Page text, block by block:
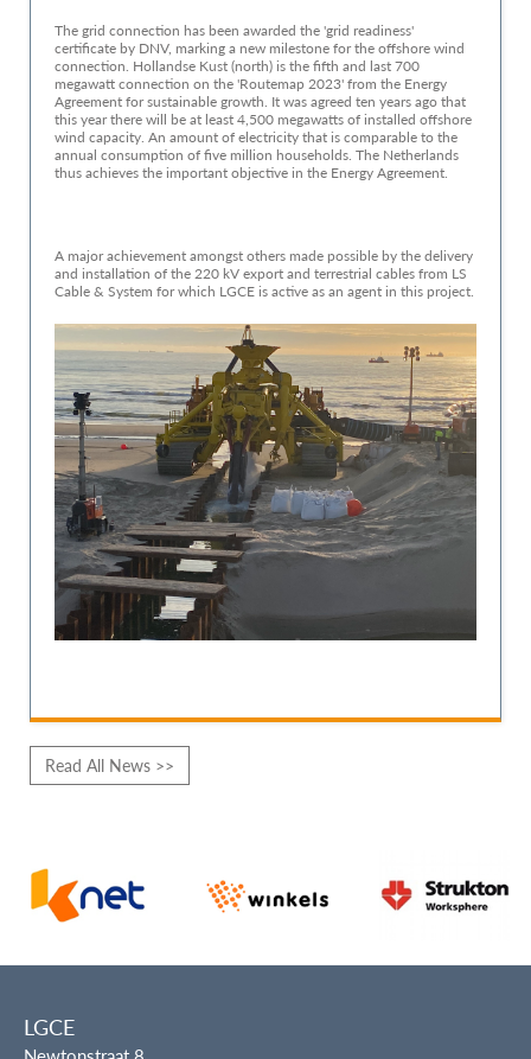
The grid connection has been awarded the 'grid readiness'
certificate by DNV, marking a new milestone for the offshore wind
connection. Hollandse Kust (north) is the fifth and last 700
megawatt connection on the 'Routemap 2023' from the Energy
Agreement for sustainable growth. It was agreed ten years ago that
this year there will be at least 4,500 megawatts of installed offshore
wind capacity. An amount of electricity that is comparable to the
annual consumption of five million households. The Netherlands
thus achieves the important objective in the Energy Agreement.
A major achievement amongst others made possible by the delivery
and installation of the 220 kV export and terrestrial cables from LS
Cable & System for which LGCE is active as an agent in this project.
Read All News >>
LGCE